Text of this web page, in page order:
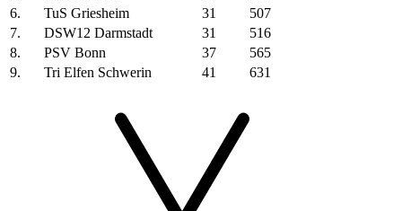
6.
TuS Griesheim 31
507
7.
DSW12 Darmstadt 31
516
8.
PSV Bonn 37
565
9.
Tri Elfen Schwerin 41 631